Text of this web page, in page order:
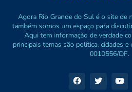
Agora Rio Grande do Sul é o site de
também somos um espaço para
Aqui tem informação de verdade
principais temas são política, cidades
0010556/DF.